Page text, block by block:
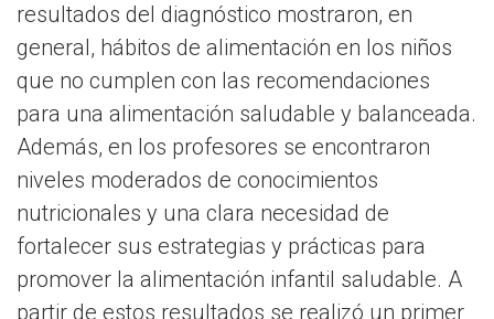
resultados del diagnóstico mostraron, en
general, hábitos de alimentación en los niños
que no cumplen con las recomendaciones
para una alimentación saludable y balanceada.
Además, en los profesores se encontraron
niveles moderados de conocimientos
nutricionales y una clara necesidad de
fortalecer sus estrategias y prácticas para
promover la alimentación infantil saludable. A
partir de estos resultados se realizó un primer